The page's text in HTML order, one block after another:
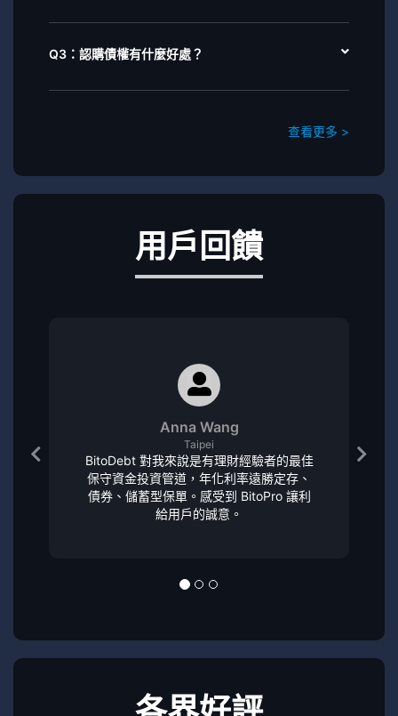
Q3：認購債權有什麼好處？
查看更多 >
用戶回饋
Anna Wang
Taipei
BitoDebt 對我來說是有理財經驗者的最佳
保守資金投資管道，年化利率遠勝定存、
債券、儲蓄型保單。感受到 BitoPro 讓利
給用戶的誠意。